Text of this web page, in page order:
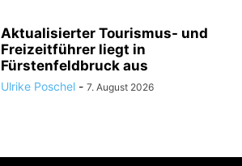
Aktualisierter Tourismus- und
Freizeitführer liegt in
Fürstenfeldbruck aus
Ulrike Poschel - 7. August 2026